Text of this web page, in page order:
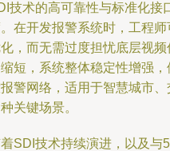
技术的高可靠性与标准化接
在开发报警系统时，工程
，而无需过度担忧底层视
短，系统整体稳定性增强
警网络，适用于智慧城市
关键场景。
SDI技术持续演进，以及与